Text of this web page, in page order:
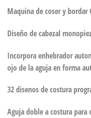
Maquina de coser y bordar
Diseño de cabezal
Incorpora enhebrador
ojo de la aguja en forma
32 disenos de costura
Aguja doble a costura para